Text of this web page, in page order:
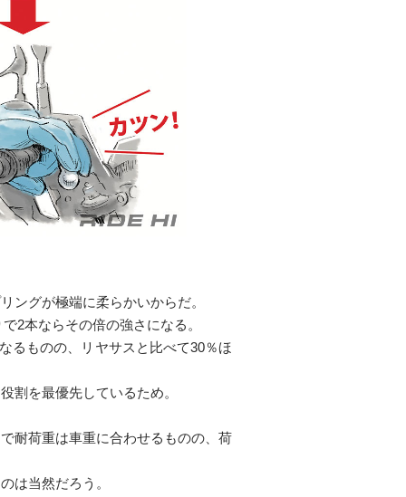
ングが極端に柔らかいからだ。
2本ならその倍の強さになる。
るものの、リヤサスと比べて30％ほ
割を最優先しているため。
耐荷重は車重に合わせるものの、荷
は当然だろう。